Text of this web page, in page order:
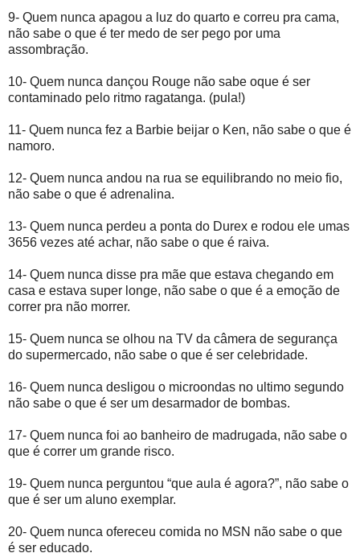
9- Quem nunca apagou a luz do quarto e correu pra cama,
não sabe o que é ter medo de ser pego por uma
assombração.
10- Quem nunca dançou Rouge não sabe oque é ser
contaminado pelo ritmo ragatanga. (pula!)
11- Quem nunca fez a Barbie beijar o Ken, não sabe o que é
namoro.
12- Quem nunca andou na rua se equilibrando no meio fio,
não sabe o que é adrenalina.
13- Quem nunca perdeu a ponta do Durex e rodou ele umas
3656 vezes até achar, não sabe o que é raiva.
14- Quem nunca disse pra mãe que estava chegando em
casa e estava super longe, não sabe o que é a emoção de
correr pra não morrer.
15- Quem nunca se olhou na TV da câmera de segurança
do supermercado, não sabe o que é ser celebridade.
16- Quem nunca desligou o microondas no ultimo segundo
não sabe o que é ser um desarmador de bombas.
17- Quem nunca foi ao banheiro de madrugada, não sabe o
que é correr um grande risco.
19- Quem nunca perguntou “que aula é agora?”, não sabe o
que é ser um aluno exemplar.
20- Quem nunca ofereceu comida no MSN não sabe o que
é ser educado.